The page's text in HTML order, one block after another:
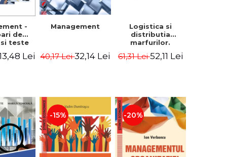
-
de
teste
Lei
Management
40,17 Lei32,14 Lei
Logistica si
distributia
marfurilor.
Editia a VI-a -
61,31 Lei52,11 Lei
-15% -20%